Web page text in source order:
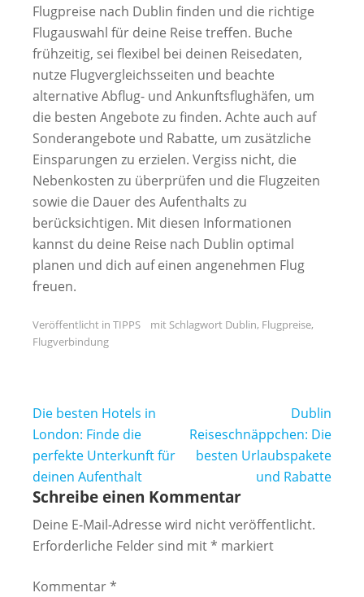
Flugpreise nach Dublin finden und die richtige
Flugauswahl für deine Reise treffen. Buche
frühzeitig, sei flexibel bei deinen Reisedaten,
nutze Flugvergleichsseiten und beachte
alternative Abflug- und Ankunftsflughäfen, um
die besten Angebote zu finden. Achte auch auf
Sonderangebote und Rabatte, um zusätzliche
Einsparungen zu erzielen. Vergiss nicht, die
Nebenkosten zu überprüfen und die Flugzeiten
sowie die Dauer des Aufenthalts zu
berücksichtigen. Mit diesen Informationen
kannst du deine Reise nach Dublin optimal
planen und dich auf einen angenehmen Flug
freuen.
Veröffentlicht in TIPPS mit Schlagwort Dublin, Flugpreise,
Flugverbindung
Beitragsnavigation
Die besten Hotels in
London: Finde die
perfekte Unterkunft für
deinen Aufenthalt
Dublin
Reiseschnäppchen: Die
besten Urlaubspakete
und Rabatte
Schreibe einen Kommentar
Deine E-Mail-Adresse wird nicht veröffentlicht.
Erforderliche Felder sind mit* markiert
Kommentar*